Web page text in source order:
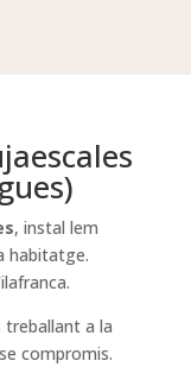
, instal lem
habitatge.
treballant a la
compromis.